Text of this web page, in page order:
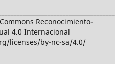
Reconocimiento-
4.0 Internacional
licenses/by-nc-sa/4.0/